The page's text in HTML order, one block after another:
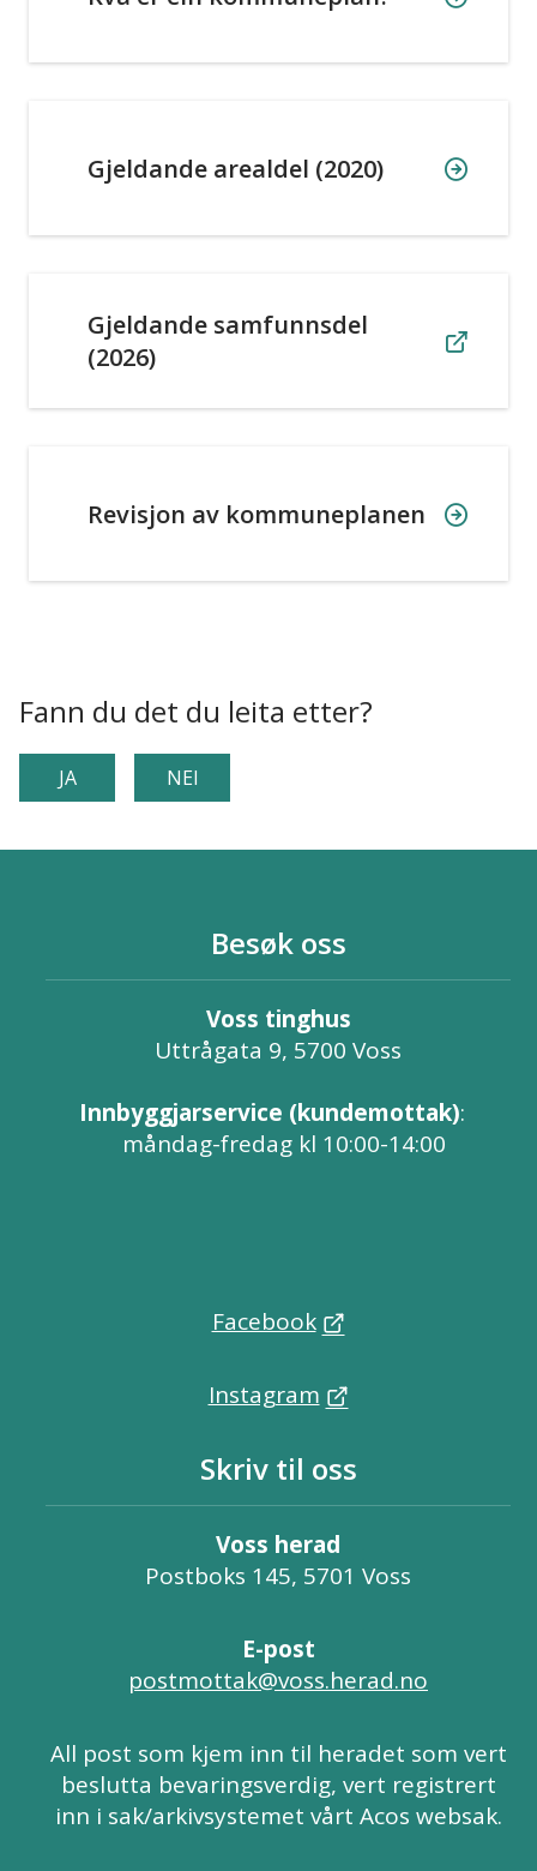
Gjeldande arealdel (2020)
Gjeldande samfunnsdel
(2026)
Revisjon av kommuneplanen
Fann du det du leita etter?
JA NEI
Besøk oss
Voss tinghus
Uttrågata 9, 5700 Voss
Innbyggjarservice (kundemottak):
måndag-fredag kl 10:00-14:00
Facebook
Instagram
Skriv til oss
Voss herad
Postboks 145, 5701 Voss
E-post
postmottak@voss.herad.no
All post som kjem inn til heradet som vert
beslutta bevaringsverdig, vert registrert
inn i sak/arkivsystemet vårt Acos websak.